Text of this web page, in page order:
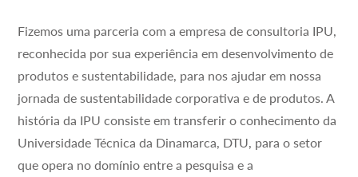
Fizemos uma parceria com a empresa de consultoria IPU,
reconhecida por sua experiência em desenvolvimento de
produtos e sustentabilidade, para nos ajudar em nossa
jornada de sustentabilidade corporativa e de produtos. A
história da IPU consiste em transferir o conhecimento da
Universidade Técnica da Dinamarca, DTU, para o setor
que opera no domínio entre a pesquisa e a